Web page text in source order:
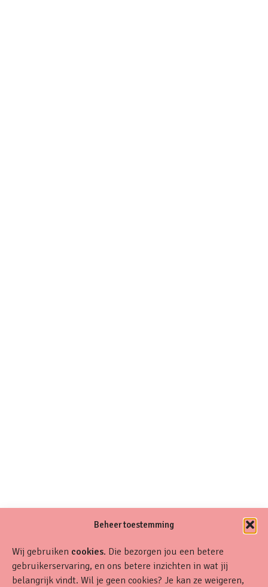
Beheer toestemming
Wij gebruiken cookies. Die bezorgen jou een betere
gebruikerservaring, en ons betere inzichten in wat jij
belangrijk vindt. Wil je geen cookies? Je kan ze weigeren,